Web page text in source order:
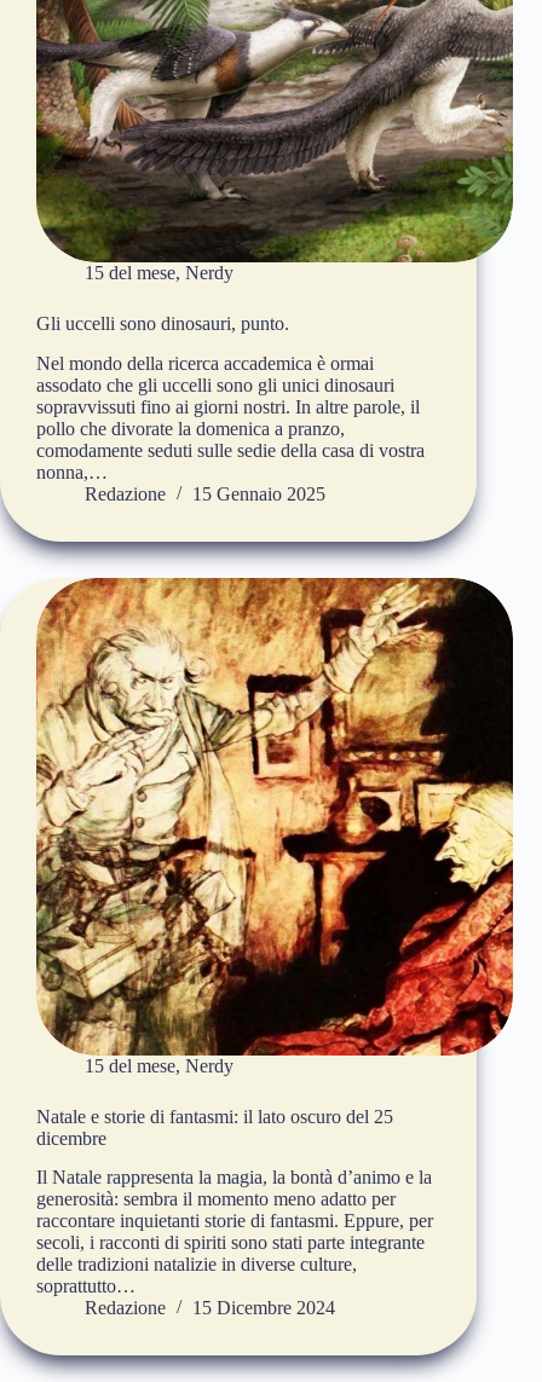
15 del mese, Nerdy
Gli uccelli sono dinosauri, punto.
Nel mondo della ricerca accademica è ormai
assodato che gli uccelli sono gli unici dinosauri
sopravvissuti fino ai giorni nostri. In altre parole, il
pollo che divorate la domenica a pranzo,
comodamente seduti sulle sedie della casa di vostra
nonna,…
Redazione
15 Gennaio 2025
15 del mese, Nerdy
Natale e storie di fantasmi: il lato oscuro del 25
dicembre
Il Natale rappresenta la magia, la bontà d’animo e la
generosità: sembra il momento meno adatto per
raccontare inquietanti storie di fantasmi. Eppure, per
secoli, i racconti di spiriti sono stati parte integrante
delle tradizioni natalizie in diverse culture,
soprattutto…
Redazione
15 Dicembre 2024